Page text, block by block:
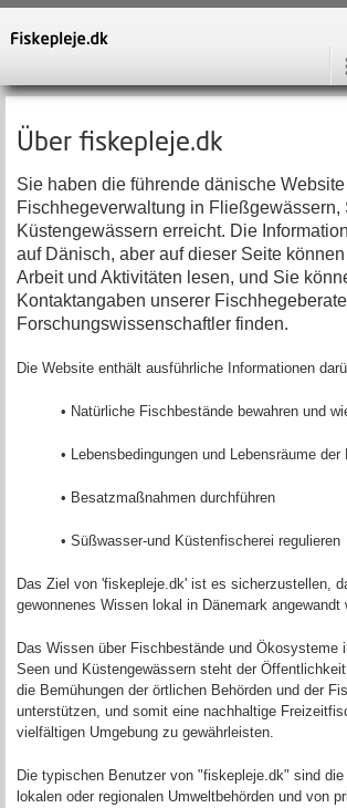
Über fiskepleje.dk
Sie haben die führende dänische Website
Fischhegeverwaltung in Fließgewässern,
Küstengewässern erreicht. Die
auf Dänisch, aber auf dieser Seite
Arbeit und Aktivitäten lesen, und Sie
Kontaktangaben unserer
Forschungswissenschaftler finden.
Die Website enthält ausführliche Informationen
• Natürliche Fischbestände bewahren und
• Lebensbedingungen und Lebensräume
• Besatzmaßnahmen durchführen
• Süßwasser-und Küstenfischerei regulieren
Das Ziel von 'fiskepleje.dk' ist es sicherzustellen,
gewonnenes Wissen lokal in Dänemark angewandt
Das Wissen über Fischbestände und Ökosysteme
Seen und Küstengewässern steht der
die Bemühungen der örtlichen Behörden und der
unterstützen, und somit eine nachhaltige
vielfältigen Umgebung zu gewährleisten.
Die typischen Benutzer von "fiskepleje.dk" sind
lokalen oder regionalen Umweltbehörden und von